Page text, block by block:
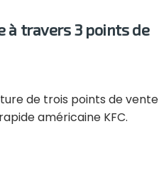
à travers 3 points de
de trois points de vente
américaine KFC.